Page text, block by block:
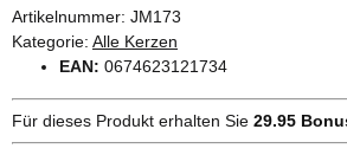
Artikelnummer: JM173
Kategorie: Alle Kerzen
EAN: 0674623121734
Für dieses Produkt erhalten Sie 29.95